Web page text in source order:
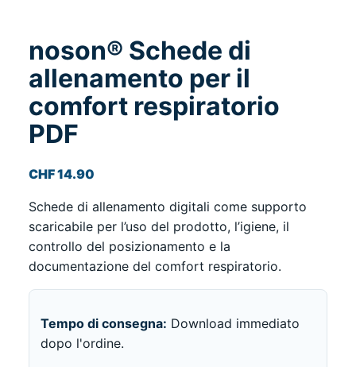
noson® Schede di
allenamento per il
comfort respiratorio
PDF
CHF14.90
Schede di allenamento digitali come supporto
scaricabile per l’uso del prodotto, l’igiene, il
controllo del posizionamento e la
documentazione del comfort respiratorio.
Tempo di consegna: Download immediato
dopo l'ordine.